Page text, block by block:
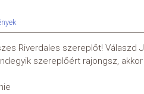
Riverdales szereplőt! Válaszd
szereplőért rajongsz,